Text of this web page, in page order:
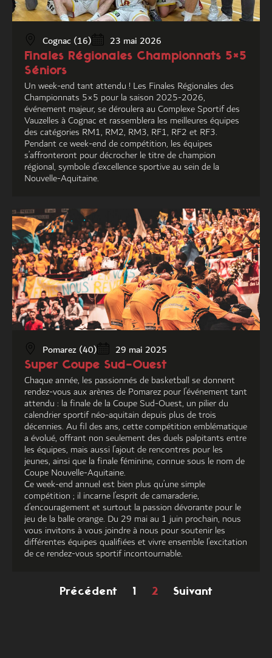
Cognac (16) 23 mai 2026
Finales Régionales Championnats 5×5
Séniors
Un week-end tant attendu ! Les Finales Régionales des
Championnats 5×5 pour la saison 2025-2026,
événement majeur, se déroulera au Complexe Sportif des
Vauzelles à Cognac et rassemblera les meilleures équipes
des catégories RM1, RM2, RM3, RF1, RF2 et RF3.
Pendant ce week-end de compétition, les équipes
s’affronteront pour décrocher le titre de champion
régional, symbole d’excellence sportive au sein de la
Nouvelle-Aquitaine.
Pomarez (40) 29 mai 2025
Super Coupe Sud-Ouest
Chaque année, les passionnés de basketball se donnent
rendez-vous aux arènes de Pomarez pour l’événement tant
attendu : la finale de la Coupe Sud-Ouest, un pilier du
calendrier sportif néo-aquitain depuis plus de trois
décennies. Au fil des ans, cette compétition emblématique
a évolué, offrant non seulement des duels palpitants entre
les équipes, mais aussi l’ajout de rencontres pour les
jeunes, ainsi que la finale féminine, connue sous le nom de
Coupe Nouvelle-Aquitaine.
Ce week-end annuel est bien plus qu’une simple
compétition ; il incarne l’esprit de camaraderie,
d’encouragement et surtout la passion dévorante pour le
jeu de la balle orange. Du 29 mai au 1 juin prochain, nous
vous invitons à vous joindre à nous pour soutenir les
différentes équipes qualifiées et vivre ensemble l’excitation
de ce rendez-vous sportif incontournable.
Précédent 1 2 Suivant